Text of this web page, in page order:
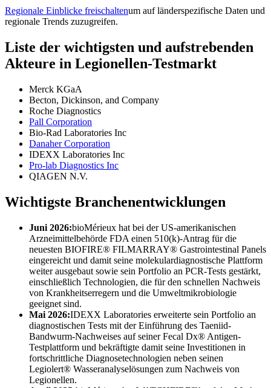
Regionale Einblicke freischaltenum auf länderspezifische Daten und
regionale Trends zuzugreifen.
Liste der wichtigsten und aufstrebenden
Akteure in Legionellen-Testmarkt
Merck KGaA
Becton, Dickinson, and Company
Roche Diagnostics
Pall Corporation
Bio-Rad Laboratories Inc
Danaher Corporation
IDEXX Laboratories Inc
Pro-lab Diagnostics Inc
QIAGEN N.V.
Wichtigste Branchenentwicklungen
Juni 2026:bioMérieux hat bei der US-amerikanischen
Arzneimittelbehörde FDA einen 510(k)-Antrag für die
neuesten BIOFIRE® FILMARRAY® Gastrointestinal Panels
eingereicht und damit seine molekulardiagnostische Plattform
weiter ausgebaut sowie sein Portfolio an PCR-Tests gestärkt,
einschließlich Technologien, die für den schnellen Nachweis
von Krankheitserregern und die Umweltmikrobiologie
geeignet sind.
Mai 2026:IDEXX Laboratories erweiterte sein Portfolio an
diagnostischen Tests mit der Einführung des Taeniid-
Bandwurm-Nachweises auf seiner Fecal Dx® Antigen-
Testplattform und bekräftigte damit seine Investitionen in
fortschrittliche Diagnosetechnologien neben seinen
Legiolert® Wasseranalyselösungen zum Nachweis von
Legionellen.